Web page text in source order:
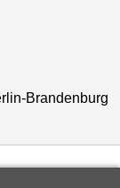
Brandenburg